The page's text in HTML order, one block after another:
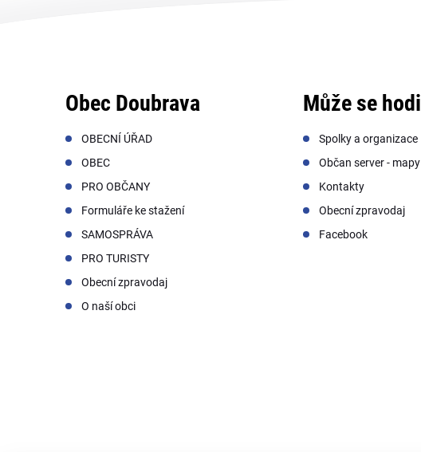
Obec Doubrava
OBECNÍ ÚŘAD
OBEC
PRO OBČANY
Formuláře ke stažení
SAMOSPRÁVA
PRO TURISTY
Obecní zpravodaj
O naší obci
Může se
Spolky a organizace
Občan server -
Kontakty
Obecní zpravodaj
Facebook